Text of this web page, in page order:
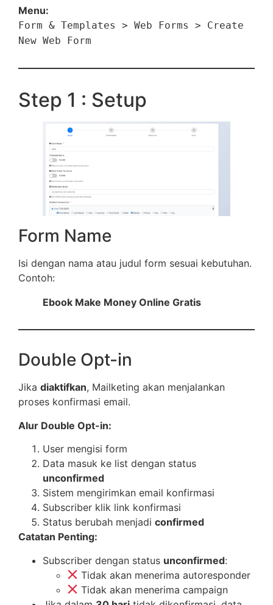
Menu:
Form & Templates > Web Forms > Create
New Web Form
Step 1 : Setup
Form Name
Isi dengan nama atau judul form sesuai kebutuhan.
Contoh:
Ebook Make Money Online Gratis
Double Opt-in
Jika diaktifkan, Mailketing akan menjalankan
proses konfirmasi email.
Alur Double Opt-in:
User mengisi form
Data masuk ke list dengan status
unconfirmed
Sistem mengirimkan email konfirmasi
Subscriber klik link konfirmasi
Status berubah menjadi confirmed
Catatan Penting:
Subscriber dengan status unconfirmed:
Tidak akan menerima autoresponder
Tidak akan menerima campaign